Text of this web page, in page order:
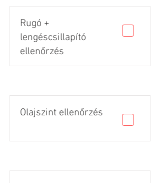
Rugó +
lengéscsillapító
ellenőrzés
Olajszint ellenőrzés